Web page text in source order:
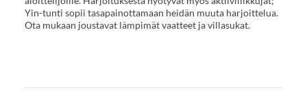
Yin-tunti sopii tasapainottamaan heidän muuta harjoittelua.
Ota mukaan joustavat lämpimät vaatteet ja villasukat.